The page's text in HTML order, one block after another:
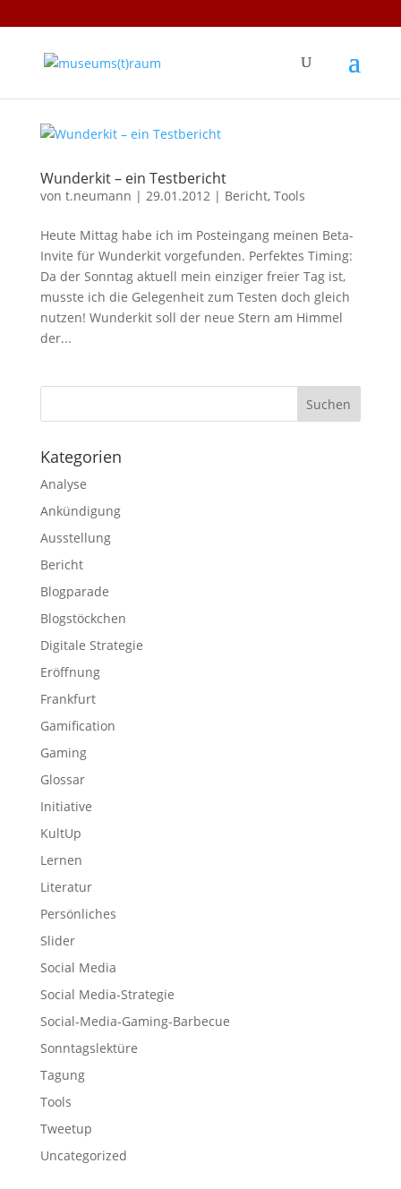
Wunderkit – ein Testbericht
von t.neumann | 29.01.2012| Bericht, Tools
Heute Mittag habe ich im Posteingang meinen Beta-
Invite für Wunderkit vorgefunden. Perfektes Timing:
Da der Sonntag aktuell mein einziger freier Tag ist,
musste ich die Gelegenheit zum Testen doch gleich
nutzen! Wunderkit soll der neue Stern am Himmel
der...
Kategorien
Analyse
Ankündigung
Ausstellung
Bericht
Blogparade
Blogstöckchen
Digitale Strategie
Eröffnung
Frankfurt
Gamification
Gaming
Glossar
Initiative
KultUp
Lernen
Literatur
Persönliches
Slider
Social Media
Social Media-Strategie
Social-Media-Gaming-Barbecue
Sonntagslektüre
Tagung
Tools
Tweetup
Uncategorized